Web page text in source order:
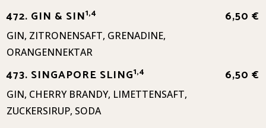
472. GIN & SIN1,4
GIN, ZITRONENSAFT, GRENADINE,
ORANGENNEKTAR
6,50 €
473. SINGAPORE SLING1,4
GIN, CHERRY BRANDY, LIMETTENSAFT,
ZUCKERSIRUP, SODA
6,50 €